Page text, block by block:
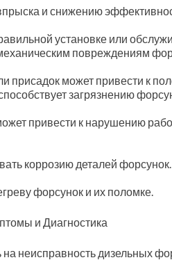
и снижению
установке или
повреждениям
присадок может привести к
загрязнению
привести к нарушению
коррозию деталей форсунок.
форсунок и их поломке.
и Диагностика
неисправность дизельных